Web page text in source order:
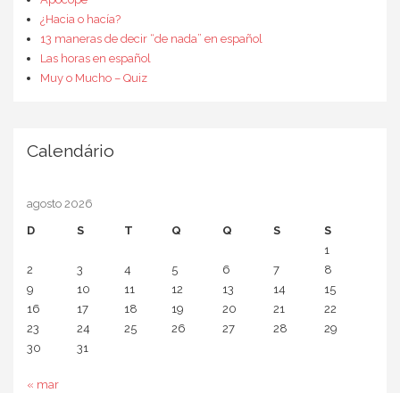
¿Hacia o hacía?
13 maneras de decir “de nada” en español
Las horas en español
Muy o Mucho – Quiz
Calendário
agosto 2026
D
S T Q Q S
S
1
2
3 4 5 6 7
8
9
10 11 12 13 14
15
16
17 18 19 20 21
22
23
24 25 26 27 28
29
30
31
« mar